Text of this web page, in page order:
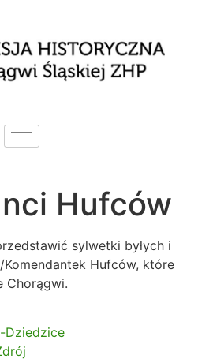
Hufców
sylwetki byłych i
Hufców, które
Chorągwi.
Dziedzice